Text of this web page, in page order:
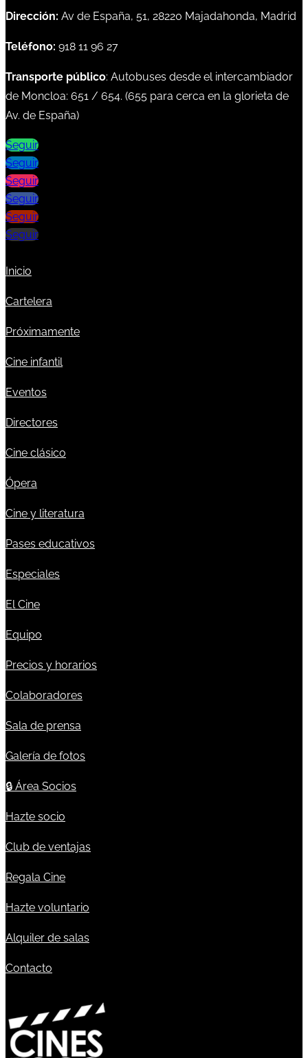
Dirección: Av de España, 51, 28220 Majadahonda, Madrid
Teléfono: 918 11 96 27
Transporte público: Autobuses desde el intercambiador
de Moncloa: 651 / 654. (655 para cerca en la glorieta de
Av. de España)
Seguir
Seguir
Seguir
Seguir
Seguir
Seguir
Inicio
Cartelera
Próximamente
Cine infantil
Eventos
Directores
Cine clásico
Ópera
Cine y literatura
Pases educativos
Especiales
El Cine
Equipo
Precios y horarios
Colaboradores
Sala de prensa
Galería de fotos
🔒 Área Socios
Hazte socio
Club de ventajas
Regala Cine
Hazte voluntario
Alquiler de salas
Contacto